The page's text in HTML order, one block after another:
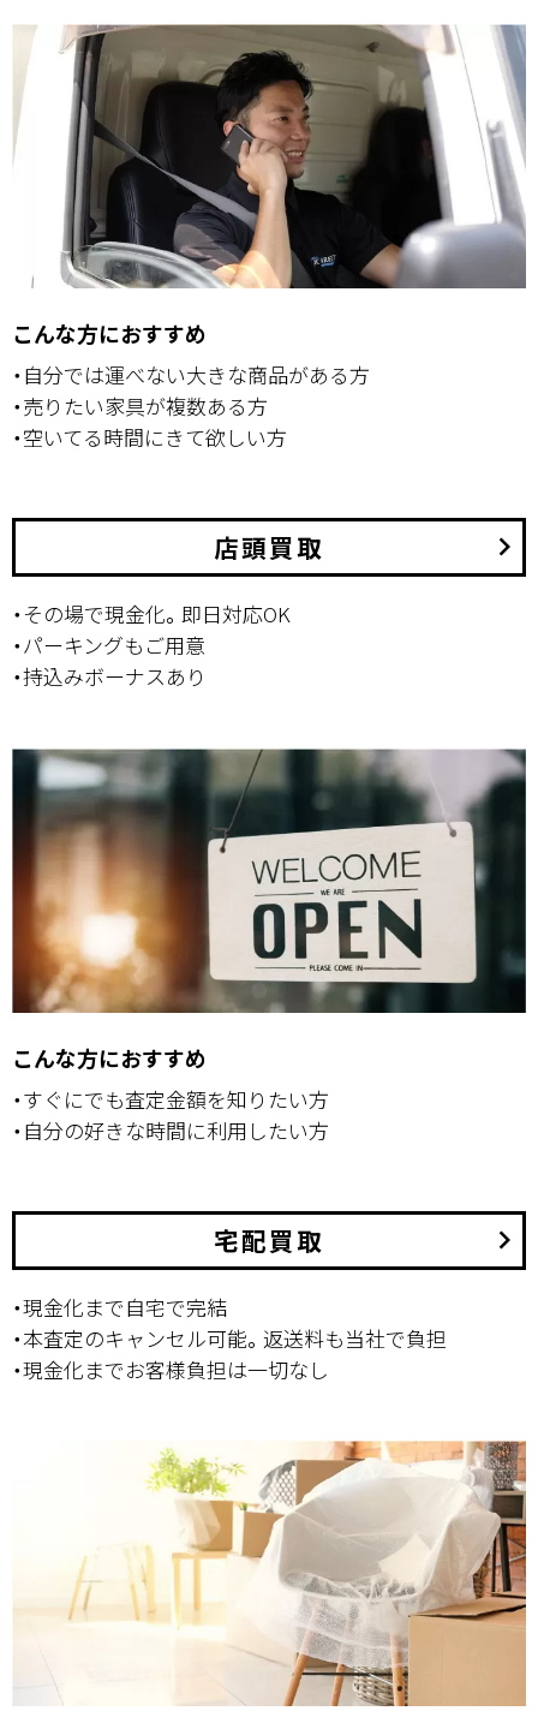
こんな方におすすめ
・自分では運べない大きな商品がある方
・売りたい家具が複数ある方
・空いてる時間にきて欲しい方
店頭買取 keyboard_arrow_right
・その場で現金化。即日対応OK
・パーキングもご用意
・持込みボーナスあり
こんな方におすすめ
・すぐにでも査定金額を知りたい方
・自分の好きな時間に利用したい方
宅配買取 keyboard_arrow_right
・現金化まで自宅で完結
・本査定のキャンセル可能。返送料も当社で負担
・現金化までお客様負担は一切なし